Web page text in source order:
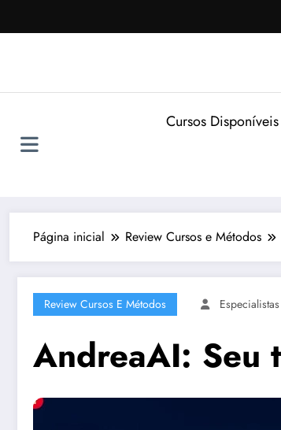
para
Cursos Disponíveis
Página inicial Review Cursos e Métodos
Review Cursos E Métodos
AndreaAI: Seu